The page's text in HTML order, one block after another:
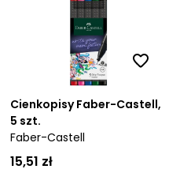
Cienkopisy Faber-Castell,
5 szt.
Faber-Castell
15,51 zł